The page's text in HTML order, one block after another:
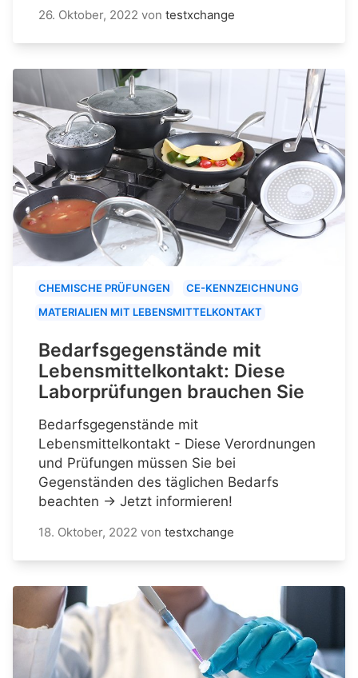
26. Oktober, 2022 von testxchange
CHEMISCHE PRÜFUNGEN
CE-KENNZEICHNUNG
MATERIALIEN MIT LEBENSMITTELKONTAKT
Bedarfsgegenstände mit
Lebensmittelkontakt: Diese
Laborprüfungen brauchen Sie
Bedarfsgegenstände mit
Lebensmittelkontakt - Diese Verordnungen
und Prüfungen müssen Sie bei
Gegenständen des täglichen Bedarfs
beachten → Jetzt informieren!
18. Oktober, 2022 von testxchange